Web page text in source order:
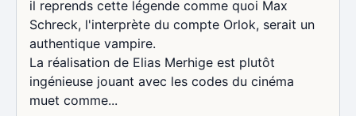
il reprends cette légende comme quoi Max
Schreck, l'interprète du compte Orlok, serait un
authentique vampire.
La réalisation de Elias Merhige est plutôt
ingénieuse jouant avec les codes du cinéma
muet comme...